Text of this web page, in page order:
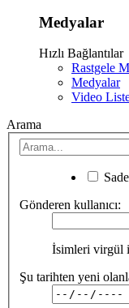
Medyalar
Hızlı Bağlantılar
Rastgele
Medyalar
Video
Arama
Gönderen kullanıcı:
İsimleri virgül
Şu tarihten yeni